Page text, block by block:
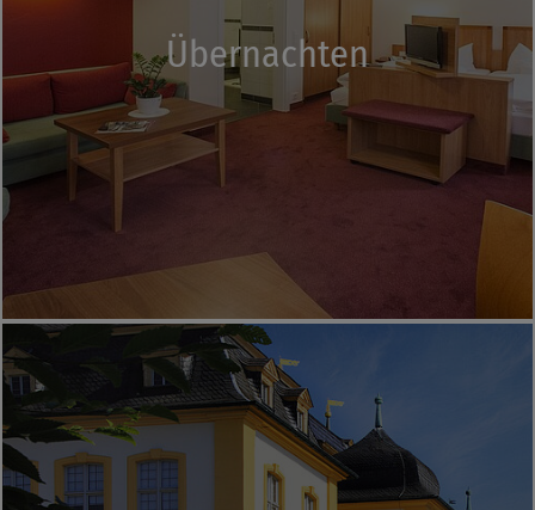
Übernachten